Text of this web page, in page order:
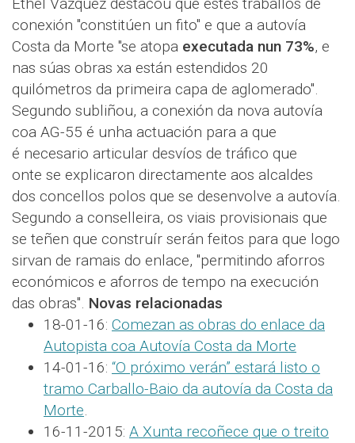
Ethel Vázquez destacou que estes traballos de
conexión "constitúen un fito" e que a autovía
Costa da Morte "se atopa executada nun 73%, e
nas súas obras xa están estendidos 20
quilómetros da primeira capa de aglomerado".
Segundo subliñou, a conexión da nova autovía
coa AG-55 é unha actuación para a que
é necesario articular desvíos de tráfico que
onte se explicaron directamente aos alcaldes
dos concellos polos que se desenvolve a autovía.
Segundo a conselleira, os viais provisionais que
se teñen que construír serán feitos para que logo
sirvan de ramais do enlace, "permitindo aforros
económicos e aforros de tempo na execución
das obras". Novas relacionadas
18-01-16: Comezan as obras do enlace da
Autopista coa Autovía Costa da Morte
14-01-16: “O próximo verán” estará listo o
tramo Carballo-Baio da autovía da Costa da
Morte.
16-11-2015: A Xunta recoñece que o treito